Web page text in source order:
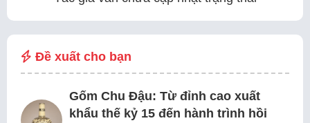
Đề xuất cho bạn
Gốm Chu Đậu: Từ đỉnh cao xuất
khẩu thế kỷ 15 đến hành trình hồi